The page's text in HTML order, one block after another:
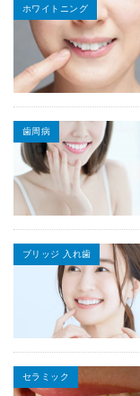
ホワイトニング
歯周病
ブリッジ 入れ歯
セラミック